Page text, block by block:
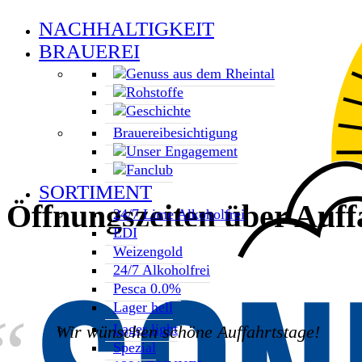
NACHHALTIGKEIT
BRAUEREI
Genuss aus dem Rheintal
Rohstoffe
Geschichte
Brauereibesichtigung
Unser Engagement
Fanclub
SORTIMENT
24/7 Lime Alkoholfrei
EDI
Weizengold
24/7 Alkoholfrei
Pesca 0.0%
Lager hell
Lager light
Spezial
Öffnungszeiten über
Wir wünschen schöne Auffahrtstage!